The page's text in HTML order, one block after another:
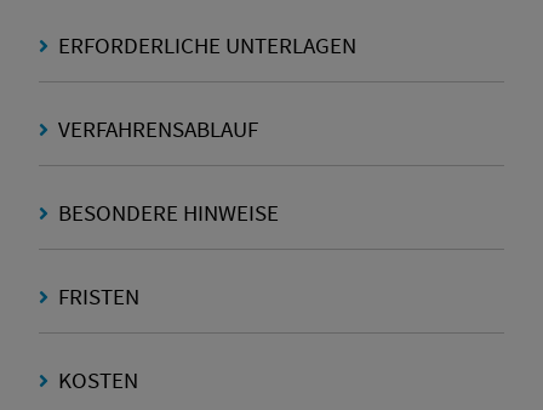
ERFORDERLICHE UNTERLAGEN
VERFAHRENSABLAUF
BESONDERE HINWEISE
FRISTEN
KOSTEN